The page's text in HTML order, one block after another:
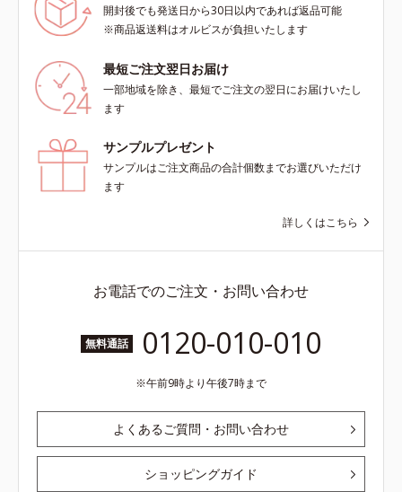
開封後でも発送日から30日以内であれば返品可能
※商品返送料はオルビスが負担いたします
最短ご注文翌日お届け
一部地域を除き、最短でご注文の翌日にお届けいたし
ます
サンプルプレゼント
サンプルはご注文商品の合計個数までお選びいただけ
ます
詳しくはこちら
お電話でのご注文・お問い合わせ
無料通話 0120-010-010
午前9時より午後7時まで
よくあるご質問・お問い合わせ
ショッピングガイド